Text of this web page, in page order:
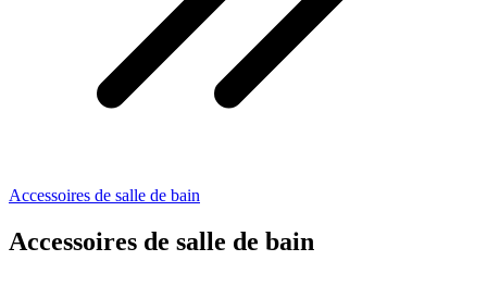
Accessoires de salle de bain
Accessoires de salle de bain